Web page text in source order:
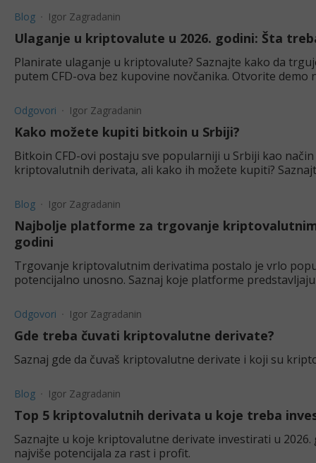
Blog Igor Zagradanin
Ulaganje u kriptovalute u 2026. godini: Šta
Planirate ulaganje u kriptovalute? Saznajte kako da
putem CFD-ova bez kupovine novčanika. Otvorite demo
Odgovori Igor Zagradanin
Kako možete kupiti bitkoin u Srbiji?
Bitkoin CFD-ovi postaju sve popularniji u Srbiji kao
kriptovalutnih derivata, ali kako ih možete kupiti?
Blog Igor Zagradanin
Najbolje platforme za trgovanje
godini
Trgovanje kriptovalutnim derivatima postalo je vrlo
potencijalno unosno. Saznaj koje platforme
Odgovori Igor Zagradanin
Gde treba čuvati kriptovalutne derivate?
Saznaj gde da čuvaš kriptovalutne derivate i koji su
Blog Igor Zagradanin
Top 5 kriptovalutnih derivata u koje treba
Saznajte u koje kriptovalutne derivate investirati u
najviše potencijala za rast i profit.